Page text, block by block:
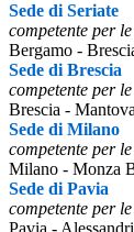
Sede di Seriate
competente per
Bergamo -
Sede di Brescia
competente per
Brescia -
Sede di Milano
competente per
Milano - Monza
Sede di Pavia
competente per